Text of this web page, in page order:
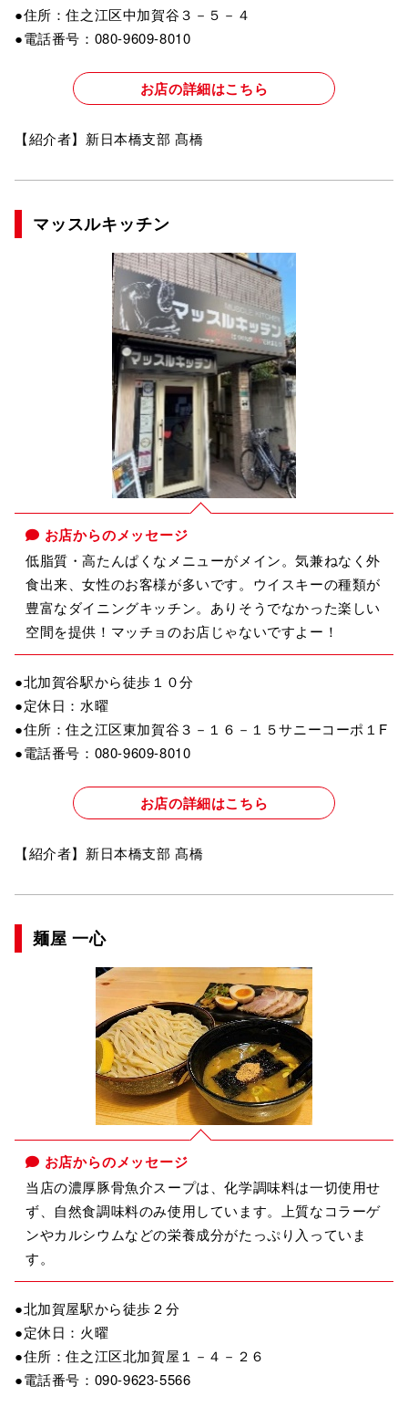
●住所：住之江区中加賀谷３－５－４
●電話番号：080-9609-8010
お店の詳細はこちら
【紹介者】新日本橋支部 髙橋
マッスルキッチン
お店からのメッセージ
低脂質・高たんぱくなメニューがメイン。気兼ねなく外
食出来、女性のお客様が多いです。ウイスキーの種類が
豊富なダイニングキッチン。ありそうでなかった楽しい
空間を提供！マッチョのお店じゃないですよー！
●北加賀谷駅から徒歩１０分
●定休日：水曜
●住所：住之江区東加賀谷３－１６－１５サニーコーポ１F
●電話番号：080-9609-8010
お店の詳細はこちら
【紹介者】新日本橋支部 髙橋
麺屋 一心
お店からのメッセージ
当店の濃厚豚骨魚介スープは、化学調味料は一切使用せ
ず、自然食調味料のみ使用しています。上質なコラーゲ
ンやカルシウムなどの栄養成分がたっぷり入っていま
す。
●北加賀屋駅から徒歩２分
●定休日：火曜
●住所：住之江区北加賀屋１－４－２６
●電話番号：090-9623-5566